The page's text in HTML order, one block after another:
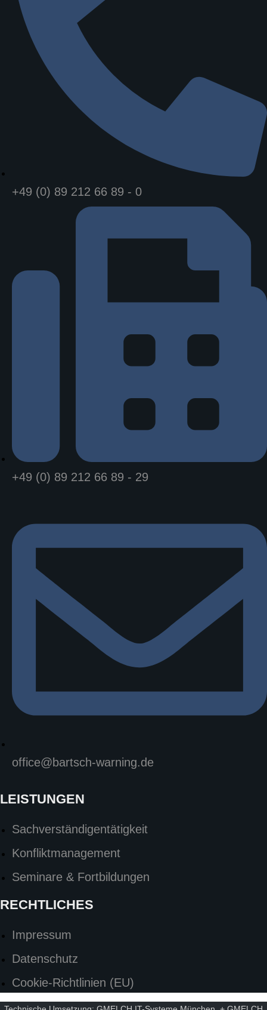
+49 (0) 89 212 66 89 - 0
+49 (0) 89 212 66 89 - 29
office@bartsch-warning.de
LEISTUNGEN
Sachverständigentätigkeit
Konfliktmanagement
Seminare & Fortbildungen
RECHTLICHES
Impressum
Datenschutz
Cookie-Richtlinien (EU)